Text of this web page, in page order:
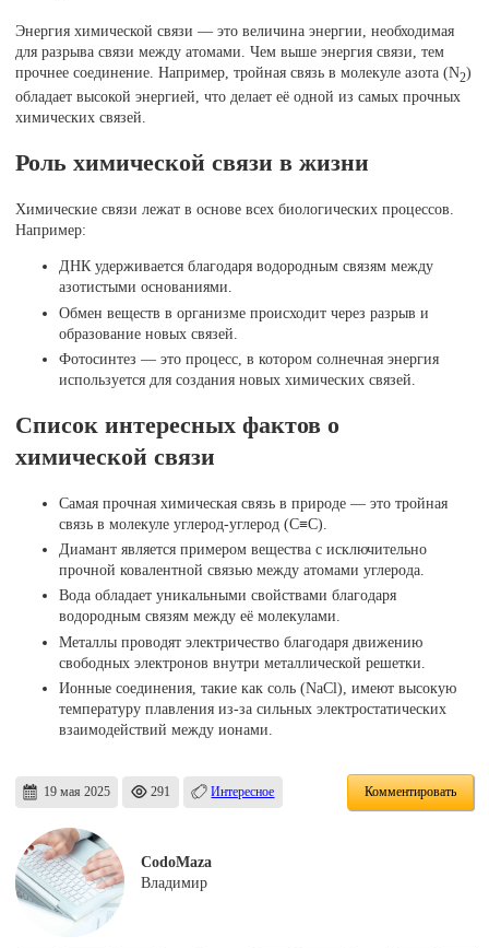
Энергия химической связи — это величина энергии, необходимая
для разрыва связи между атомами. Чем выше энергия связи, тем
прочнее соединение. Например, тройная связь в молекуле азота (N2)
обладает высокой энергией, что делает её одной из самых прочных
химических связей.
Роль химической связи в жизни
Химические связи лежат в основе всех биологических процессов.
Например:
ДНК удерживается благодаря водородным связям между
азотистыми основаниями.
Обмен веществ в организме происходит через разрыв и
образование новых связей.
Фотосинтез — это процесс, в котором солнечная энергия
используется для создания новых химических связей.
Список интересных фактов о
химической связи
Самая прочная химическая связь в природе — это тройная
связь в молекуле углерод-углерод (C≡C).
Диамант является примером вещества с исключительно
прочной ковалентной связью между атомами углерода.
Вода обладает уникальными свойствами благодаря
водородным связям между её молекулами.
Металлы проводят электричество благодаря движению
свободных электронов внутри металлической решетки.
Ионные соединения, такие как соль (NaCl), имеют высокую
температуру плавления из-за сильных электростатических
взаимодействий между ионами.
19 мая 2025 291 Интересное Комментировать
CodoMaza
Владимир